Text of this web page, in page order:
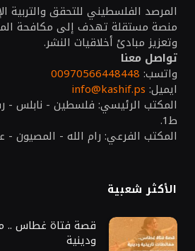
المرصد الفلسطيني للتحقق والتربية
منصة مستقلة تهدف إلى مكافحة
وتعزيز مبادئ أخلاقيات النشر.
تواصل معنا
واتسب: 00970566448448
ايميل: info@kashif.ps
المكتب الرئيسي: فلسطين - نابلس -
ط1.
المكتب الفرعي: رام الله - المصيون -
الأكثر شعبية
قصة فتاة غطاس ..
ودينية